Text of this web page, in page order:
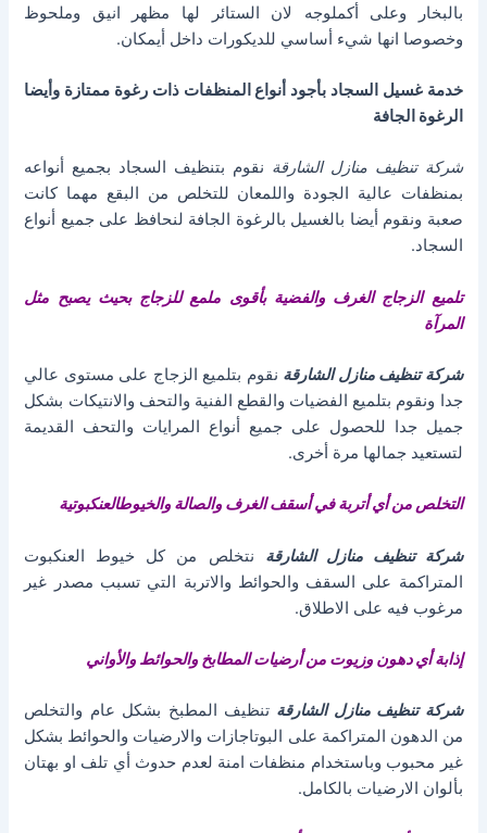
بالبخار وعلى أكملوجه لان الستائر لها مظهر انيق وملحوظ
وخصوصا انها شيء أساسي للديكورات داخل أيمكان.
خدمة غسيل السجاد بأجود أنواع المنظفات ذات رغوة ممتازة وأيضا
الرغوة الجافة
شركة تنظيف منازل الشارقة نقوم بتنظيف السجاد بجميع أنواعه
بمنظفات عالية الجودة واللمعان للتخلص من البقع مهما كانت
صعبة ونقوم أيضا بالغسيل بالرغوة الجافة لنحافظ على جميع أنواع
السجاد.
تلميع الزجاج الغرف والفضية بأقوى ملمع للزجاج بحيث يصبح مثل
المرآة
شركة تنظيف منازل الشارقة نقوم بتلميع الزجاج على مستوى عالي
جدا ونقوم بتلميع الفضيات والقطع الفنية والتحف والانتيكات بشكل
جميل جدا للحصول على جميع أنواع المرايات والتحف القديمة
لتستعيد جمالها مرة أخرى.
التخلص من أي أتربة في أسقف الغرف والصالة والخيوطالعنكبوتية
شركة تنظيف منازل الشارقة نتخلص من كل خيوط العنكبوت
المتراكمة على السقف والحوائط والاتربة التي تسبب مصدر غير
مرغوب فيه على الاطلاق.
إذابة أي دهون وزيوت من أرضيات المطابخ والحوائط والأواني
شركة تنظيف منازل الشارقة تنظيف المطبخ بشكل عام والتخلص
من الدهون المتراكمة على البوتاجازات والارضيات والحوائط بشكل
غير محبوب وباستخدام منظفات امنة لعدم حدوث أي تلف او بهتان
بألوان الارضيات بالكامل.